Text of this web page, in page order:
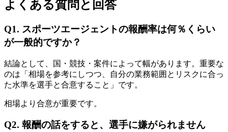
よくある質問と回答
Q1. スポーツエージェントの報酬率は何％くらい
が一般的ですか？
結論として、国・競技・案件によって幅があります。重要な
のは「相場を参考にしつつ、自分の業務範囲とリスクに合っ
た水準を選手と合意すること」です。
相場より合意が重要です。
Q2. 報酬の話をすると、選手に嫌がられません